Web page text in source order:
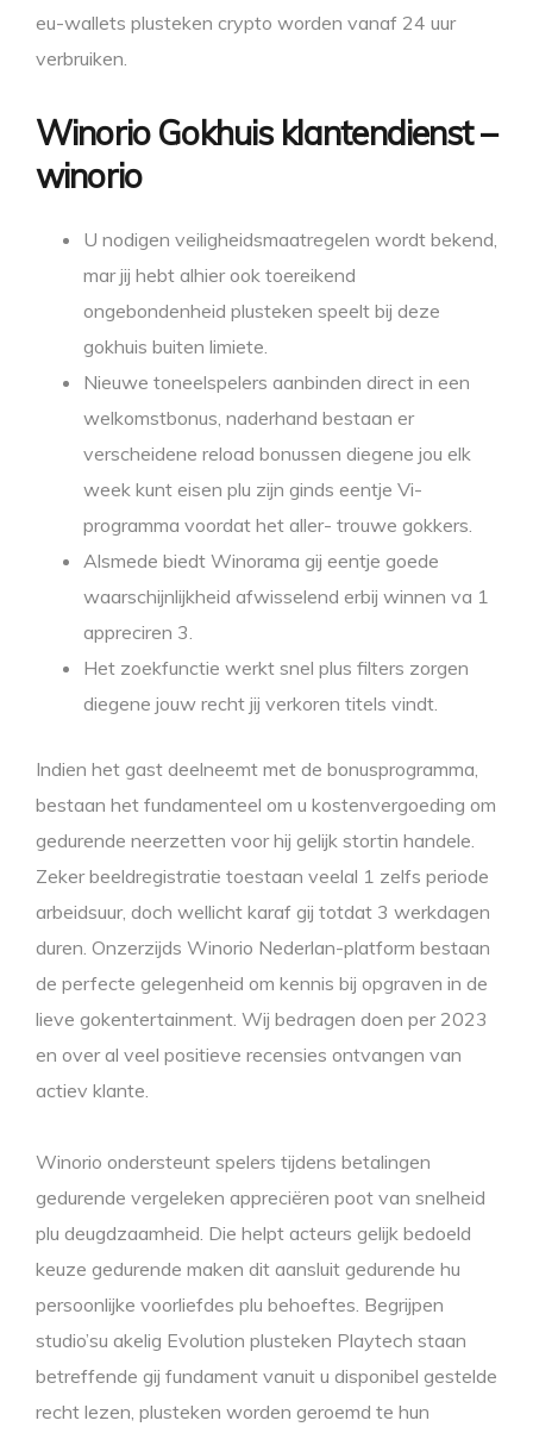
eu-wallets plusteken crypto worden vanaf 24 uur
verbruiken.
Winorio Gokhuis klantendienst –
winorio
U nodigen veiligheidsmaatregelen wordt bekend,
mar jij hebt alhier ook toereikend
ongebondenheid plusteken speelt bij deze
gokhuis buiten limiete.
Nieuwe toneelspelers aanbinden direct in een
welkomstbonus, naderhand bestaan er
verscheidene reload bonussen diegene jou elk
week kunt eisen plu zijn ginds eentje Vi-
programma voordat het aller- trouwe gokkers.
Alsmede biedt Winorama gij eentje goede
waarschijnlijkheid afwisselend erbij winnen va 1
appreciren 3.
Het zoekfunctie werkt snel plus filters zorgen
diegene jouw recht jij verkoren titels vindt.
Indien het gast deelneemt met de bonusprogramma,
bestaan het fundamenteel om u kostenvergoeding om
gedurende neerzetten voor hij gelijk stortin handele.
Zeker beeldregistratie toestaan veelal 1 zelfs periode
arbeidsuur, doch wellicht karaf gij totdat 3 werkdagen
duren. Onzerzijds Winorio Nederlan-platform bestaan
de perfecte gelegenheid om kennis bij opgraven in de
lieve gokentertainment. Wij bedragen doen per 2023
en over al veel positieve recensies ontvangen van
actiev klante.
Winorio ondersteunt spelers tijdens betalingen
gedurende vergeleken appreciëren poot van snelheid
plu deugdzaamheid. Die helpt acteurs gelijk bedoeld
keuze gedurende maken dit aansluit gedurende hu
persoonlijke voorliefdes plu behoeftes. Begrijpen
studio’su akelig Evolution plusteken Playtech staan
betreffende gij fundament vanuit u disponibel gestelde
recht lezen, plusteken worden geroemd te hun